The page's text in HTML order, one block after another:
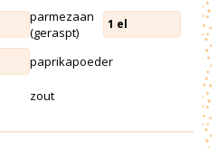
parmezaan
(geraspt)
1 el
paprikapoeder
zout